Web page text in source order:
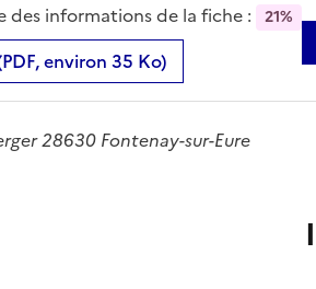
informations de la fiche : 21%
environ 35 Ko)
28630 Fontenay-sur-Eure